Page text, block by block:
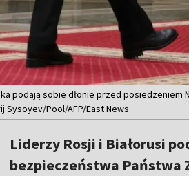
podają sobie dłonie przed
Sysoyev/Pool/AFP/East News
Liderzy Rosji i Białorusi
bezpieczeństwa Państwa